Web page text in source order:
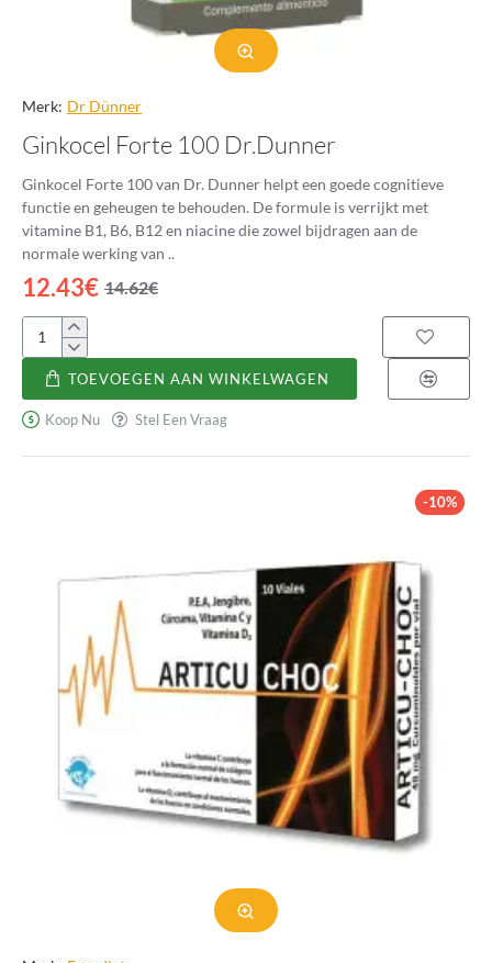
Merk: Dr Dünner
Ginkocel Forte 100 Dr.Dunner
Ginkocel Forte 100 van Dr. Dunner helpt een goede cognitieve
functie en geheugen te behouden. De formule is verrijkt met
vitamine B1, B6, B12 en niacine die zowel bijdragen aan de
normale werking van ..
12.43€ 14.62€
Ginkocel
Forte
100
Dr.Dunner
TOEVOEGEN AAN WINKELWAGEN
Koop Nu Stel Een Vraag
-10%